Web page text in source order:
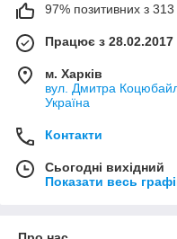
97% позитивних з 313
Працює з 28.02.2017
м. Харків
вул. Дмитра
Україна
Контакти
Сьогодні вихідний
Показати весь